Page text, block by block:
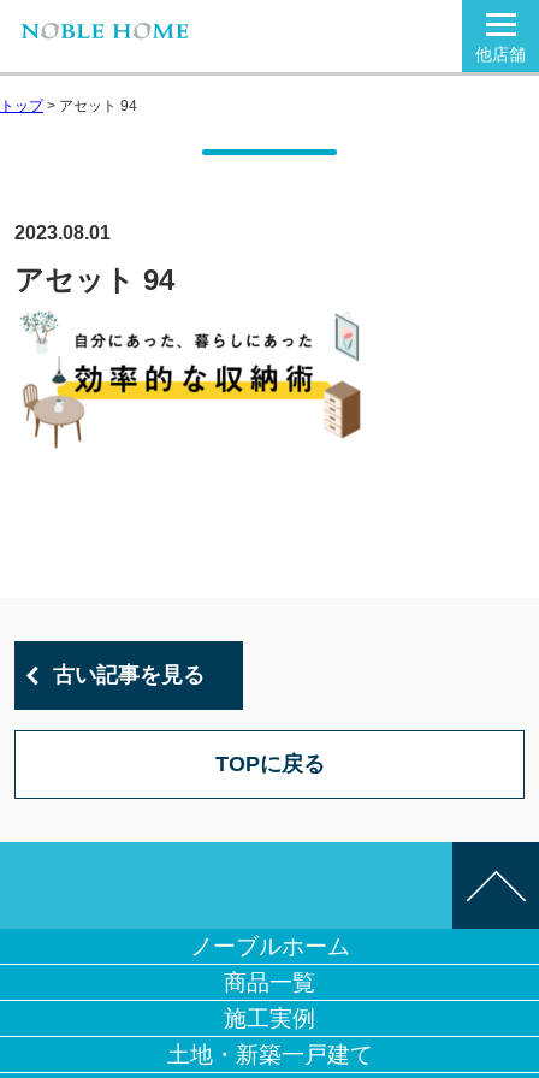
他店舗
トップ> アセット 94
2023.08.01
アセット 94
古い記事を見る
TOPに戻る
ノーブルホーム
商品一覧
施工実例
土地・新築一戸建て